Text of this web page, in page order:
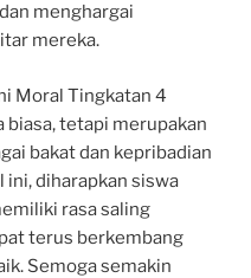
menghargai
mereka.
Moral Tingkatan 4
biasa, tetapi merupakan
bakat dan kepribadian
ini, diharapkan siswa
rasa saling
terus berkembang
Semoga semakin